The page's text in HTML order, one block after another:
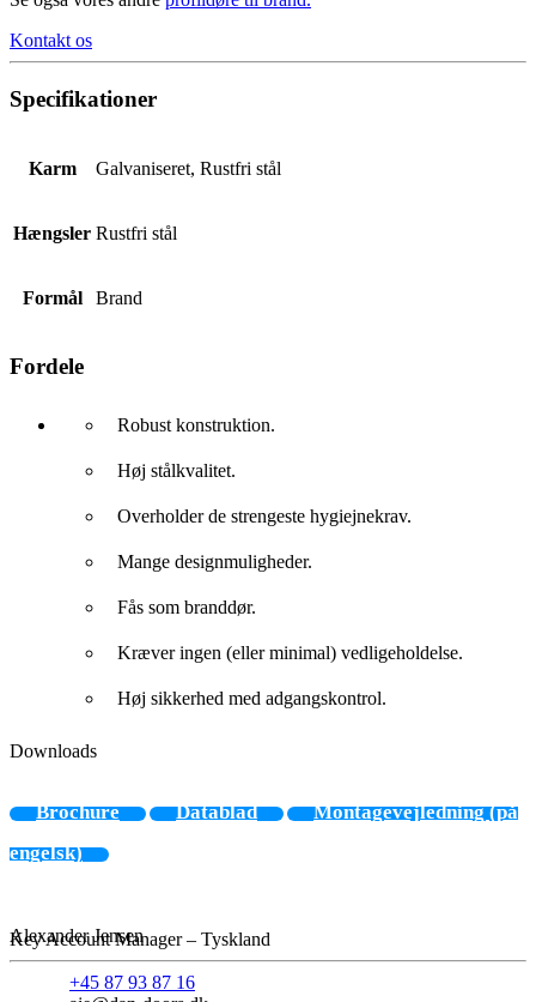
Kontakt os
Specifikationer
Karm Galvaniseret, Rustfri stål
Hængsler Rustfri stål
Formål Brand
Fordele
Robust konstruktion.
Høj stålkvalitet.
Overholder de strengeste hygiejnekrav.
Mange designmuligheder.
Fås som branddør.
Kræver ingen (eller minimal) vedligeholdelse.
Høj sikkerhed med adgangskontrol.
Downloads
Brochure Datablad
Montagevejledning (på
engelsk)
Alexander Jensen
Key Account Manager – Tyskland
+45 87 93 87 16